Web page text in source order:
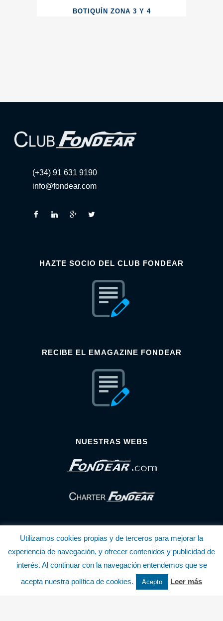
BOTIQUÍN ZONA 3 Y 4
(+34) 91 631 9190
info@fondear.com
HAZTE SOCIO DEL CLUB FONDEAR
RECIBE EL EMAGAZINE FONDEAR
NUESTRAS WEBS
© Copyright Fondear, S.L.
Aunque se consideran exactas, declinamos toda responsabilidad sobre la
Utilizamos cookies propias y de terceros para mejorar la
experiencia de navegación, y ofrecer contenidos y publicidad de
interés. Al continuar con la navegación entendemos que se
acepta nuestra política de cookies.
Acepto Leer más